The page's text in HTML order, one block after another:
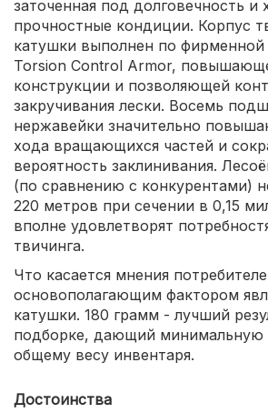
заточенная под долговечность и
прочностные кондиции. Корпус
катушки выполнен по фирменной
Torsion Control Armor,
конструкции и позволяющей
закручивания лески. Восемь
нержавейки значительно
хода вращающихся частей и
вероятность заклинивания.
(по сравнению с конкурентами)
220 метров при сечении в 0,15
вполне удовлетворят
твичинга.
Что касается мнения
основополагающим фактором
катушки. 180 грамм - лучший
подборке, дающий минимальную
общему весу инвентаря.
Достоинства